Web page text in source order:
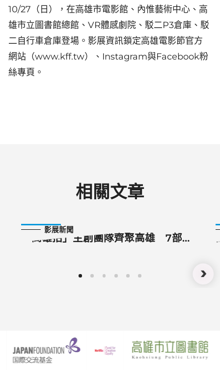
10/27（日），在高雄市電影館、內惟藝術中心、高
雄市立圖書館總館、VR體感劇院、駁二P3倉庫、駁
二自行車倉庫登場。影展資訊鎖定高雄電影節官方
網站（www.kff.tw）、Instagram與Facebook粉
絲專頁。
相關文章
影展新聞
「高雄拍」主創團隊齊聚高雄 7部短